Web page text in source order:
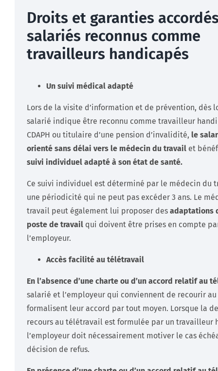
Droits et garanties
salariés reconnus comme
travailleurs handicapés
Un suivi médical adapté
Lors de la visite d’information et de prévention, dès
salarié indique être reconnu comme travailleur
CDAPH ou titulaire d’une pension d’invalidité, le
orienté sans délai vers le médecin du travail et
suivi individuel adapté à son état de santé.
Ce suivi individuel est déterminé par le médecin du
une périodicité qui ne peut pas excéder 3 ans. Le
travail peut également lui proposer des adaptations
poste de travail qui doivent être prises en compte
l’employeur.
Accès facilité au télétravail
En l’absence d’une charte ou d’un accord relatif au
salarié et l’employeur qui conviennent de recourir
formalisent leur accord par tout moyen. Lorsque la
recours au télétravail est formulée par un travailleur
l’employeur doit nécessairement motiver le cas
décision de refus.